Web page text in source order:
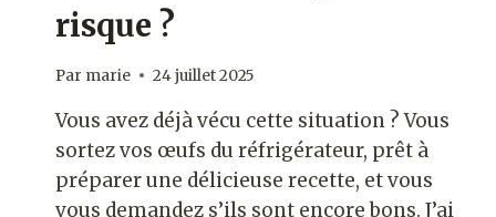
risque ?
Par marie 24 juillet 2025
Vous avez déjà vécu cette situation ? Vous
sortez vos œufs du réfrigérateur, prêt à
préparer une délicieuse recette, et vous
vous demandez s’ils sont encore bons. J’ai